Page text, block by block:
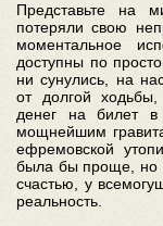
Представьте на
потеряли свою
моментальное
доступны по
ни сунулись, на
от долгой
денег на билет
мощнейшим
ефремовской
была бы проще, но
счастью, у
реальность.